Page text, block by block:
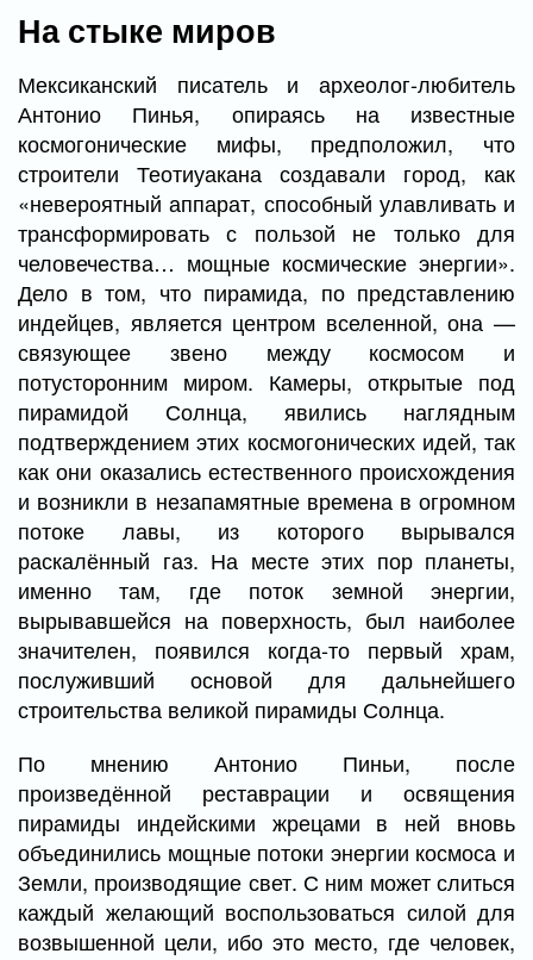
На стыке миров
Мексиканский писатель и археолог-любитель
Антонио Пинья, опираясь на известные
космогонические мифы, предположил, что
строители Теотиуакана создавали город, как
«невероятный аппарат, способный улавливать и
трансформировать с пользой не только для
человечества… мощные космические энергии».
Дело в том, что пирамида, по представлению
индейцев, является центром вселенной, она —
связующее звено между космосом и
потусторонним миром. Камеры, открытые под
пирамидой Солнца, явились наглядным
подтверждением этих космогонических идей, так
как они оказались естественного происхождения
и возникли в незапамятные времена в огромном
потоке лавы, из которого вырывался
раскалённый газ. На месте этих пор планеты,
именно там, где поток земной энергии,
вырывавшейся на поверхность, был наиболее
значителен, появился когда-то первый храм,
послуживший основой для дальнейшего
строительства великой пирамиды Солнца.
По мнению Антонио Пиньи, после
произведённой реставрации и освящения
пирамиды индейскими жрецами в ней вновь
объединились мощные потоки энергии космоса и
Земли, производящие свет. С ним может слиться
каждый желающий воспользоваться силой для
возвышенной цели, ибо это место, где человек,